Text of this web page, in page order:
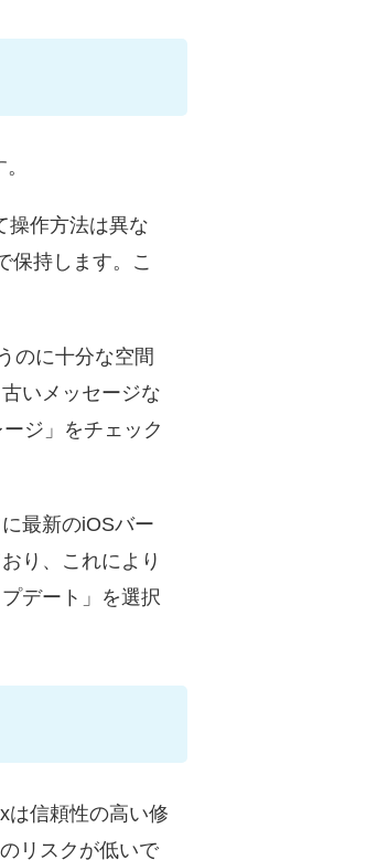
操作方法は異な
保持します。こ
のに十分な空間
いメッセージな
ジ」をチェック
最新のiOSバー
り、これにより
デート」を選択
は信頼性の高い修
リスクが低いで